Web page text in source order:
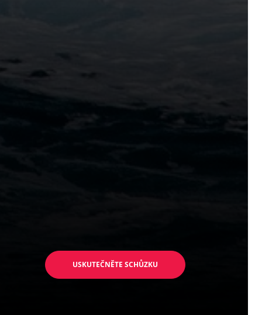
USKUTEČNĚTE SCHŮZKU